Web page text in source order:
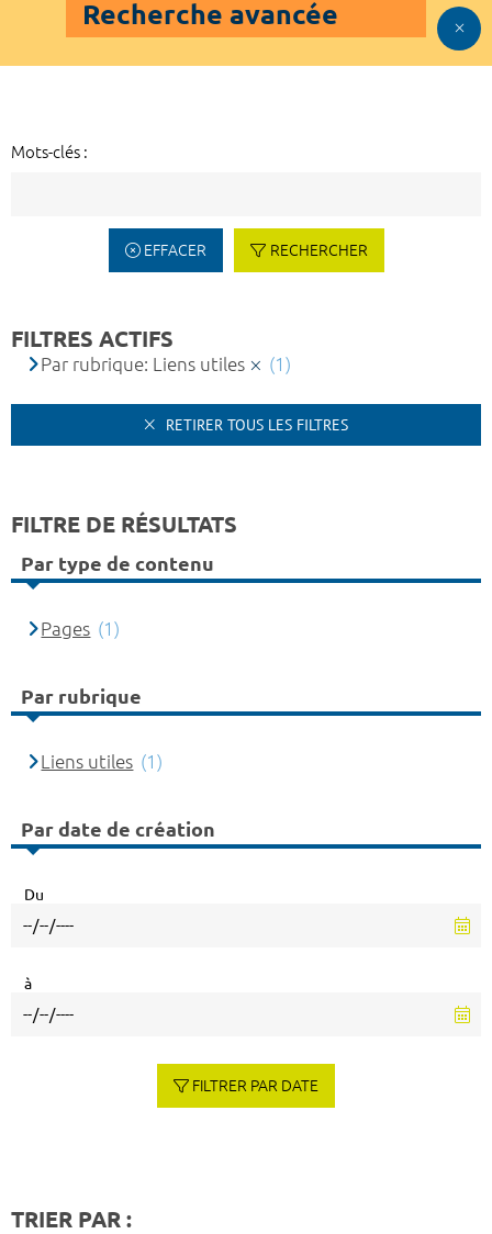
Recherche avancée
Mots-clés :
EFFACER RECHERCHER
FILTRES ACTIFS
Par rubrique: Liens utiles (1)
RETIRER TOUS LES FILTRES
FILTRE DE RÉSULTATS
Par type de contenu
Pages (1)
Par rubrique
Liens utiles (1)
Par date de création
Du
à
FILTRER PAR DATE
TRIER PAR :